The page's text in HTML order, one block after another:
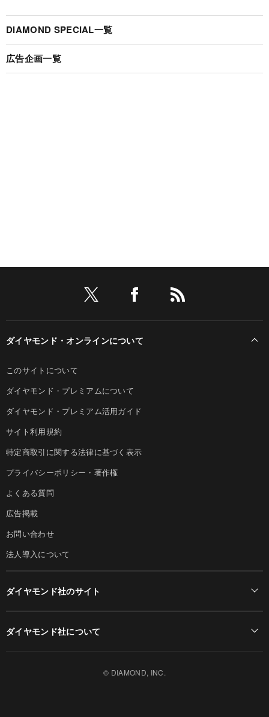
DIAMOND SPECIAL一覧
広告企画一覧
ダイヤモンド・オンラインについて
このサイトについて
ダイヤモンド・プレミアムについて
ダイヤモンド・プレミアム活用ガイド
サイト利用規約
特定商取引に関する法律に基づく表示
プライバシーポリシー・著作権
よくある質問
広告掲載
お問い合わせ
法人導入について
ダイヤモンド社のサイト
ダイヤモンド社について
© DIAMOND, INC.